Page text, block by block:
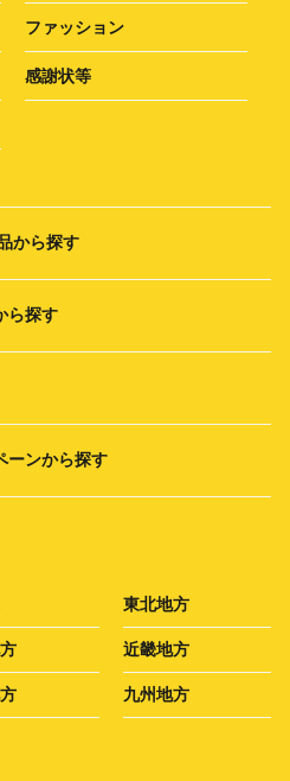
ファッション
感謝状等
から探す
ら探す
ーンから探す
東北地方
近畿地方
九州地方